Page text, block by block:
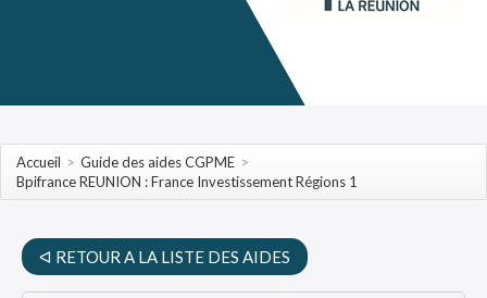
Accueil > Guide des aides CGPME >
Bpifrance REUNION : France Investissement Régions 1
ᐊ RETOUR A LA LISTE DES AIDES